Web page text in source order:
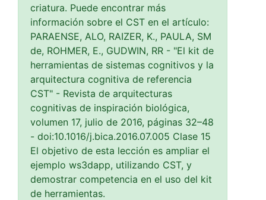
criatura. Puede encontrar más
información sobre el CST en el artículo:
PARAENSE, ALO, RAIZER, K., PAULA, SM
de, ROHMER, E., GUDWIN, RR - "El kit de
herramientas de sistemas cognitivos y la
arquitectura cognitiva de referencia
CST" - Revista de arquitecturas
cognitivas de inspiración biológica,
volumen 17, julio de 2016, páginas 32–48
- doi:10.1016/j.bica.2016.07.005 Clase 15
El objetivo de esta lección es ampliar el
ejemplo ws3dapp, utilizando CST, y
demostrar competencia en el uso del kit
de herramientas.